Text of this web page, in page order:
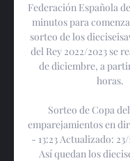
Federación Española
minutos para
sorteo de los
del Rey 2022/2023 se
de diciembre, a
horas.
Sorteo de Copa
emparejamientos en
- 13:23 Actualizado: 23/
Así quedan los